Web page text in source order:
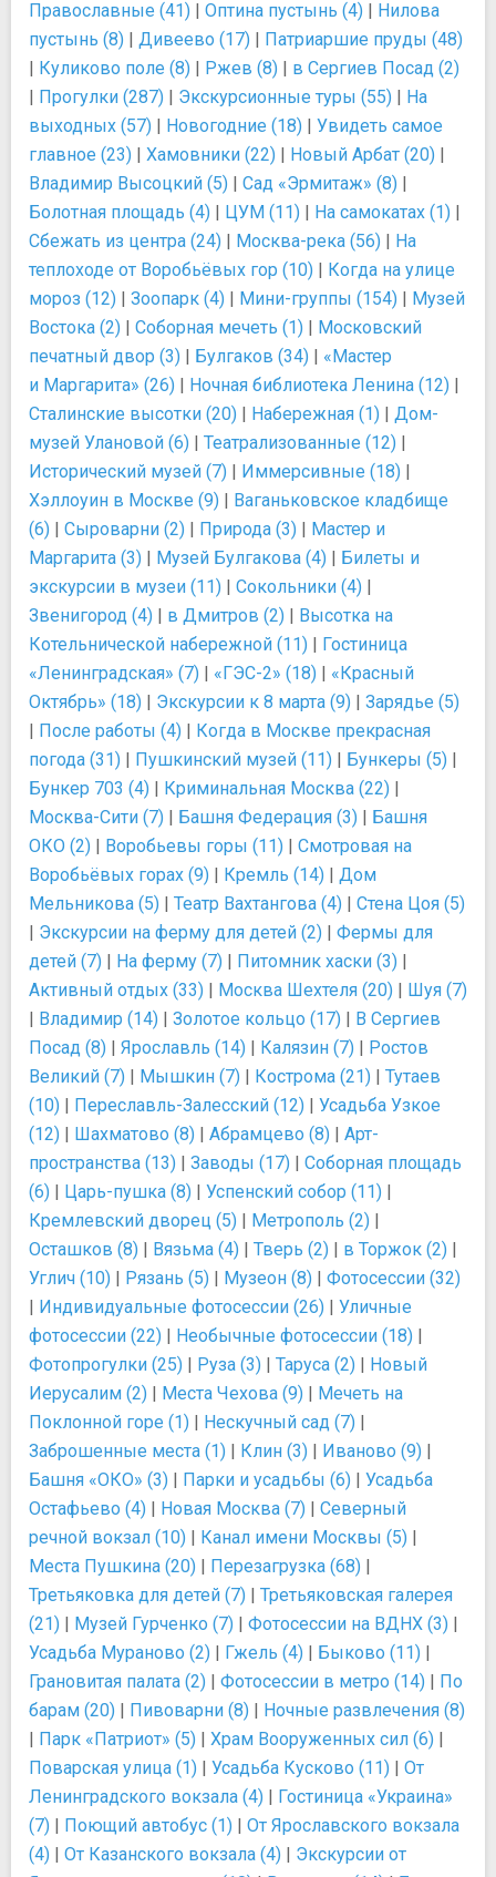
Православные (41) | Оптина пустынь (4) | Нилова
пустынь (8) | Дивеево (17) | Патриаршие пруды (48)
| Куликово поле (8) | Ржев (8) | в Сергиев Посад (2)
| Прогулки (287) | Экскурсионные туры (55) | На
выходных (57) | Новогодние (18) | Увидеть самое
главное (23) | Хамовники (22) | Новый Арбат (20) |
Владимир Высоцкий (5) | Сад «Эрмитаж» (8) |
Болотная площадь (4) | ЦУМ (11) | На самокатах (1) |
Сбежать из центра (24) | Москва-река (56) | На
теплоходе от Воробьёвых гор (10) | Когда на улице
мороз (12) | Зоопарк (4) | Мини-группы (154) | Музей
Востока (2) | Соборная мечеть (1) | Московский
печатный двор (3) | Булгаков (34) | «Мастер
и Маргарита» (26) | Ночная библиотека Ленина (12) |
Сталинские высотки (20) | Набережная (1) | Дом-
музей Улановой (6) | Театрализованные (12) |
Исторический музей (7) | Иммерсивные (18) |
Хэллоуин в Москве (9) | Ваганьковское кладбище
(6) | Сыроварни (2) | Природа (3) | Мастер и
Маргарита (3) | Музей Булгакова (4) | Билеты и
экскурсии в музеи (11) | Сокольники (4) |
Звенигород (4) | в Дмитров (2) | Высотка на
Котельнической набережной (11) | Гостиница
«Ленинградская» (7) | «ГЭС-2» (18) | «Красный
Октябрь» (18) | Экскурсии к 8 марта (9) | Зарядье (5)
| После работы (4) | Когда в Москве прекрасная
погода (31) | Пушкинский музей (11) | Бункеры (5) |
Бункер 703 (4) | Криминальная Москва (22) |
Москва-Сити (7) | Башня Федерация (3) | Башня
ОКО (2) | Воробьевы горы (11) | Смотровая на
Воробьёвых горах (9) | Кремль (14) | Дом
Мельникова (5) | Театр Вахтангова (4) | Стена Цоя (5)
| Экскурсии на ферму для детей (2) | Фермы для
детей (7) | На ферму (7) | Питомник хаски (3) |
Активный отдых (33) | Москва Шехтеля (20) | Шуя (7)
| Владимир (14) | Золотое кольцо (17) | В Сергиев
Посад (8) | Ярославль (14) | Калязин (7) | Ростов
Великий (7) | Мышкин (7) | Кострома (21) | Тутаев
(10) | Переславль-Залесский (12) | Усадьба Узкое
(12) | Шахматово (8) | Абрамцево (8) | Арт-
пространства (13) | Заводы (17) | Соборная площадь
(6) | Царь-пушка (8) | Успенский собор (11) |
Кремлевский дворец (5) | Метрополь (2) |
Осташков (8) | Вязьма (4) | Тверь (2) | в Торжок (2) |
Углич (10) | Рязань (5) | Музеон (8) | Фотосессии (32)
| Индивидуальные фотосессии (26) | Уличные
фотосессии (22) | Необычные фотосессии (18) |
Фотопрогулки (25) | Руза (3) | Таруса (2) | Новый
Иерусалим (2) | Места Чехова (9) | Мечеть на
Поклонной горе (1) | Нескучный сад (7) |
Заброшенные места (1) | Клин (3) | Иваново (9) |
Башня «ОКО» (3) | Парки и усадьбы (6) | Усадьба
Остафьево (4) | Новая Москва (7) | Северный
речной вокзал (10) | Канал имени Москвы (5) |
Места Пушкина (20) | Перезагрузка (68) |
Третьяковка для детей (7) | Третьяковская галерея
(21) | Музей Гурченко (7) | Фотосессии на ВДНХ (3) |
Усадьба Мураново (2) | Гжель (4) | Быково (11) |
Грановитая палата (2) | Фотосессии в метро (14) | По
барам (20) | Пивоварни (8) | Ночные развлечения (8)
| Парк «Патриот» (5) | Храм Вооруженных сил (6) |
Поварская улица (1) | Усадьба Кусково (11) | От
Ленинградского вокзала (4) | Гостиница «Украина»
(7) | Поющий автобус (1) | От Ярославского вокзала
(4) | От Казанского вокзала (4) | Экскурсии от